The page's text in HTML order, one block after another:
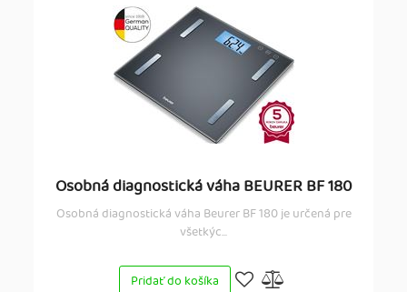
Osobná diagnostická váha BEURER BF 180
Osobná diagnostická váha Beurer BF 180 je určená pre
všetkýc...
Pridať do košíka